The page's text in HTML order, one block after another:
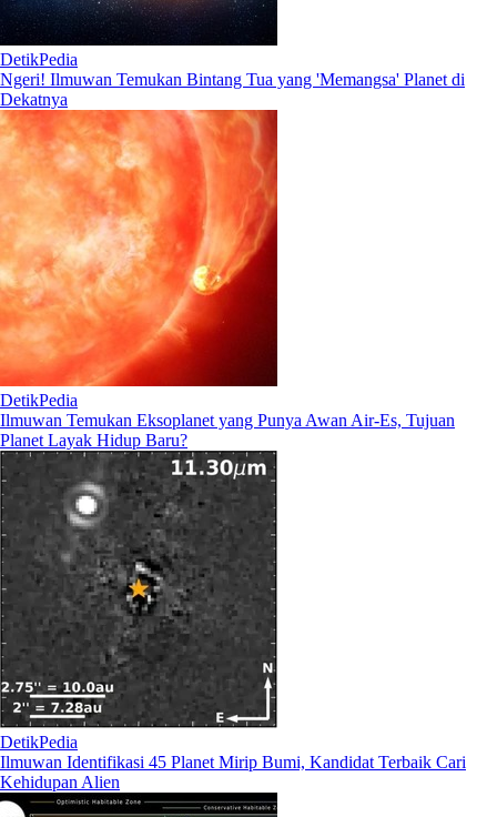
DetikPedia
Ngeri! Ilmuwan Temukan Bintang Tua yang 'Memangsa' Planet di
Dekatnya
DetikPedia
Ilmuwan Temukan Eksoplanet yang Punya Awan Air-Es, Tujuan
Planet Layak Hidup Baru?
DetikPedia
Ilmuwan Identifikasi 45 Planet Mirip Bumi, Kandidat Terbaik Cari
Kehidupan Alien